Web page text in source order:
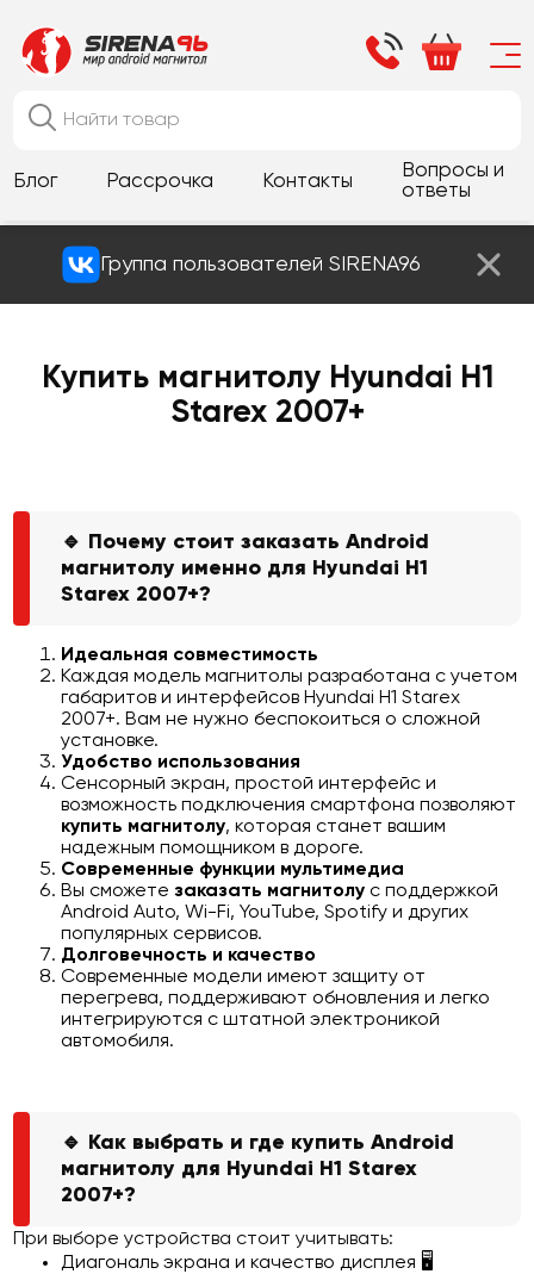
Блог Рассрочка Контакты
Вопросы и
ответы
Группа пользователей SIRENA96
Купить магнитолу Hyundai H1
Starex 2007+
🔹 Почему стоит заказать Android
магнитолу именно для Hyundai H1
Starex 2007+?
Идеальная совместимость
Каждая модель магнитолы разработана с учетом
габаритов и интерфейсов Hyundai H1 Starex
2007+. Вам не нужно беспокоиться о сложной
установке.
Удобство использования
Сенсорный экран, простой интерфейс и
возможность подключения смартфона позволяют
купить магнитолу, которая станет вашим
надежным помощником в дороге.
Современные функции мультимедиа
Вы сможетезаказать магнитолу с поддержкой
Android Auto, Wi-Fi, YouTube, Spotify и других
популярных сервисов.
Долговечность и качество
Современные модели имеют защиту от
перегрева, поддерживают обновления и легко
интегрируются с штатной электроникой
автомобиля.
🔹 Как выбрать и где купить Android
магнитолу для Hyundai H1 Starex
2007+?
При выборе устройства стоит учитывать:
Диагональ экрана и качество дисплея 🖥️